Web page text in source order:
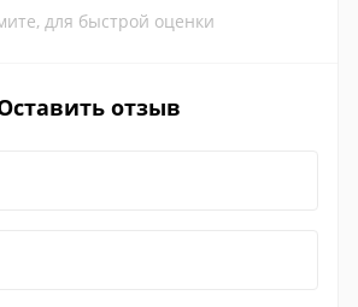
для быстрой оценки
отзыв